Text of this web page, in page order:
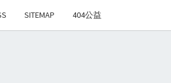
SITEMAP 404公益